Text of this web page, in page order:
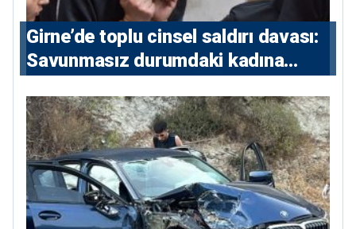
Girne’de toplu cinsel saldırı davası:
Savunmasız durumdaki kadına